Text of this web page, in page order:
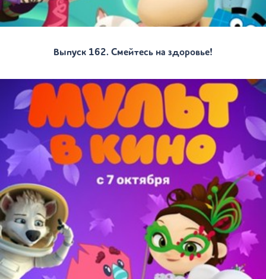
Выпуск 162. Смейтесь на здоровье!